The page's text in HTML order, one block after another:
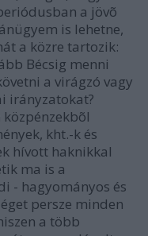
a jövõ
is lehetne,
a közre tartozik:
Bécsig menni
a virágzó vagy
irányzatokat?
kht.-k és
hívott haknikkal
ma is a
- hagyományos és
persze minden
a több